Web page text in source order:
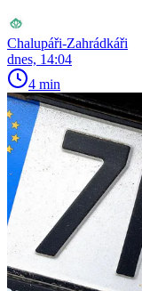
Chalupáři-Zahrádkáři
dnes, 14:04
4 min